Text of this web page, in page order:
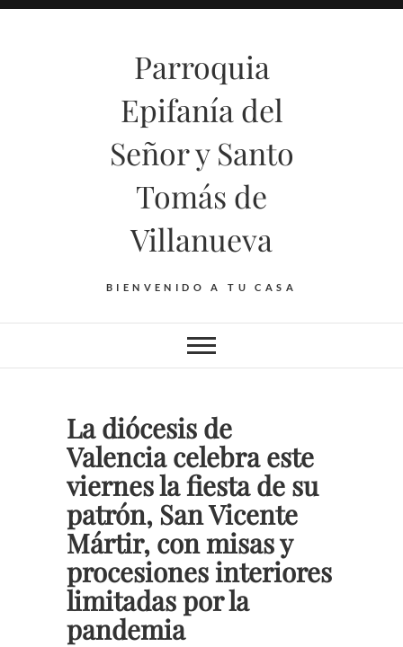
Saltar
Parroquia
Epifanía del
Señor y Santo
Tomás de
Villanueva
BIENVENIDO A TU CASA
La diócesis de
Valencia celebra este
viernes la fiesta de su
patrón, San Vicente
Mártir, con misas y
procesiones interiores
limitadas por la
pandemia